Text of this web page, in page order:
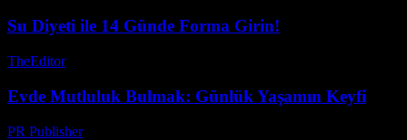
Su Diyeti ile 14 Günde Forma Girin!
TheEditor-
Evde Mutluluk Bulmak: Günlük Yaşamın Keyfi
PR Publisher-